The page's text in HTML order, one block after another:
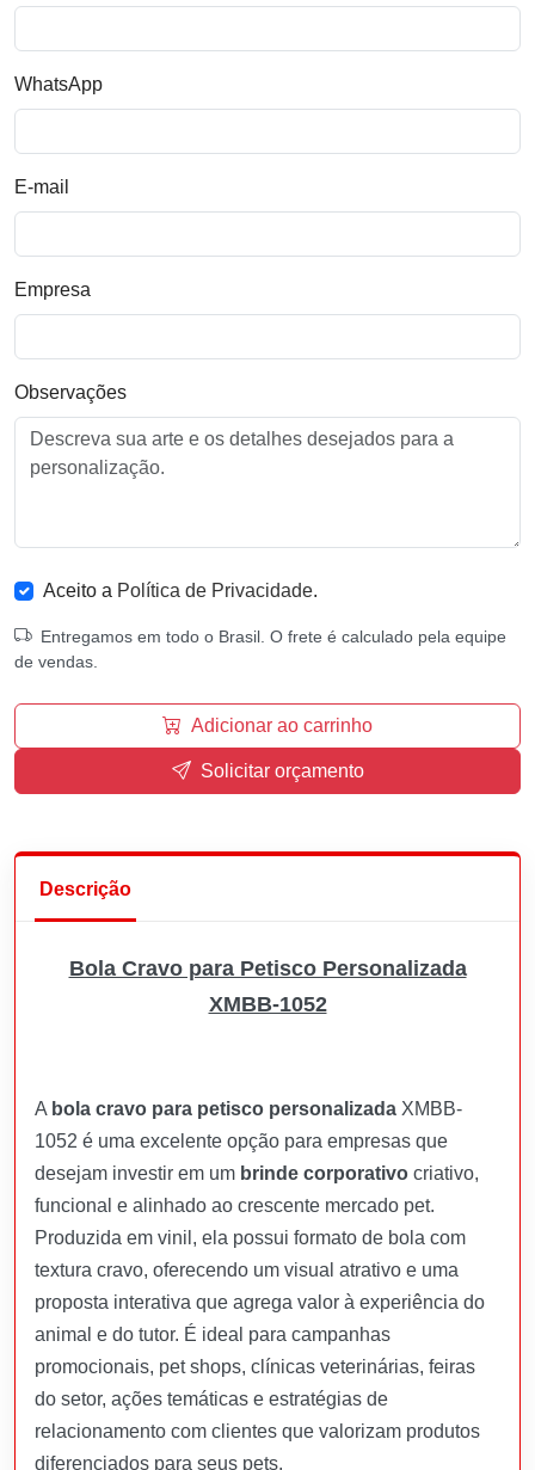
WhatsApp
E-mail
Empresa
Observações
Aceito a Política de Privacidade.
Entregamos em todo o Brasil. O frete é calculado pela equipe
de vendas.
Adicionar ao carrinho
Solicitar orçamento
Descrição
Bola Cravo para Petisco Personalizada
XMBB-1052
A bola cravo para petisco personalizada XMBB-
1052 é uma excelente opção para empresas que
desejam investir em um brinde corporativo criativo,
funcional e alinhado ao crescente mercado pet.
Produzida em vinil, ela possui formato de bola com
textura cravo, oferecendo um visual atrativo e uma
proposta interativa que agrega valor à experiência do
animal e do tutor. É ideal para campanhas
promocionais, pet shops, clínicas veterinárias, feiras
do setor, ações temáticas e estratégias de
relacionamento com clientes que valorizam produtos
diferenciados para seus pets.